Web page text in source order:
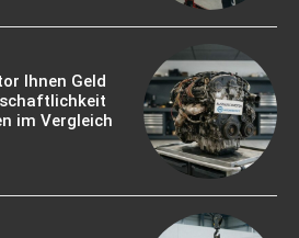
Ihnen Geld
im Vergleich